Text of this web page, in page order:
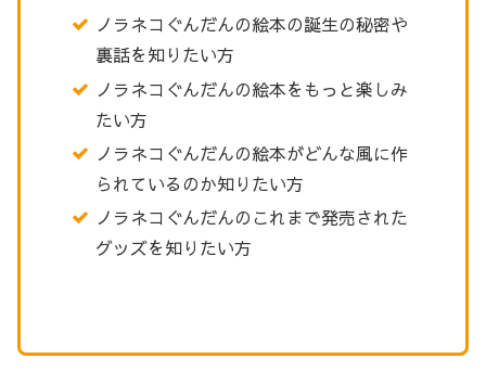
ノラネコぐんだんの絵本の誕生の秘密や
裏話を知りたい方
ノラネコぐんだんの絵本をもっと楽しみ
たい方
ノラネコぐんだんの絵本がどんな風に作
られているのか知りたい方
ノラネコぐんだんのこれまで発売された
グッズを知りたい方